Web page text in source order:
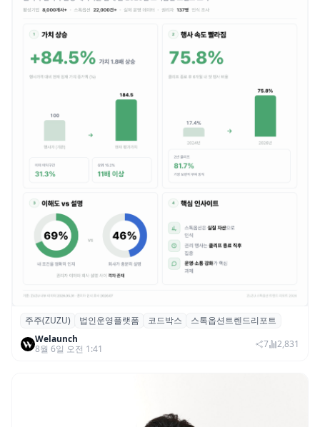
스톡옵션 취소율 2년 만에 18.2%→31.3%…
권리 발생 즉시 행사 비중도 급증
주주(ZUZU) 법인운영플랫폼 코드박스
스톡옵션트렌드리포트
Welaunch
8월 6일 오전 1:41
7 2,831